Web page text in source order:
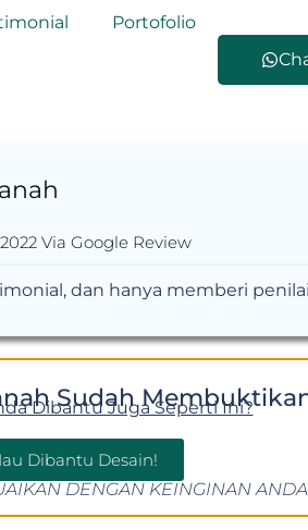
Portofolio
Via Google Review
dan hanya memberi
Sudah
Dibantu Juga Seperti Ini?
Dibantu Desain!
DENGAN KEINGINAN